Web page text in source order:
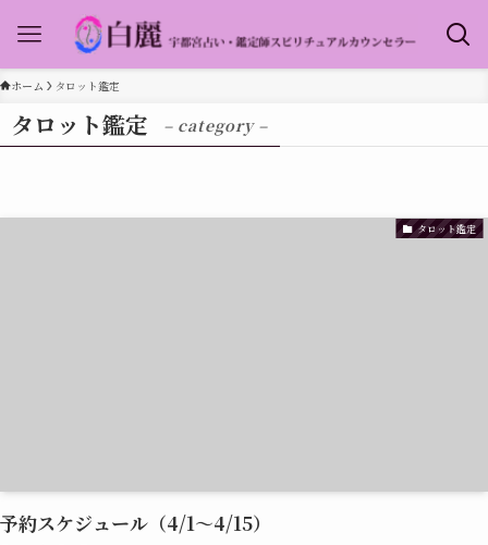
ホーム タロット鑑定
タロット鑑定 – category –
タロット鑑定
予約スケジュール（4/1～4/15）